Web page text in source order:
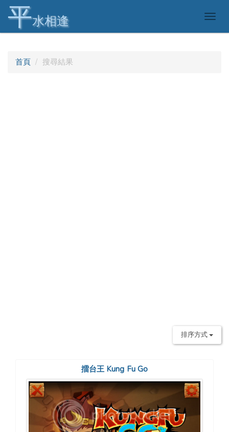
平水相逢
首頁 搜尋結果
排序方式
擂台王 Kung Fu Go